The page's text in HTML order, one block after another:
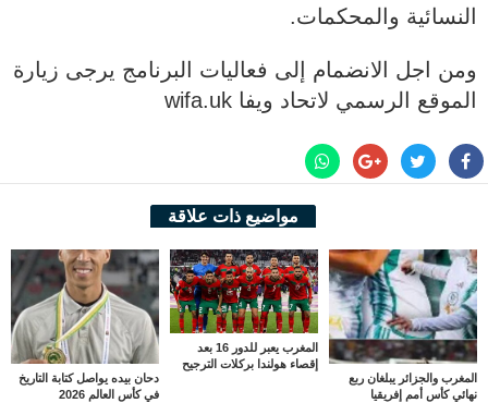
النسائية والمحكمات.
ومن اجل الانضمام إلى فعاليات البرنامج يرجى زيارة
الموقع الرسمي لاتحاد ويفا wifa.uk
مواضيع ذات علاقة
المغرب والجزائر يبلغان ربع
نهائي كأس أمم إفريقيا
المغرب يعبر للدور 16 بعد
إقصاء هولندا بركلات الترجيح
دحان بيده يواصل كتابة التاريخ
في كأس العالم 2026